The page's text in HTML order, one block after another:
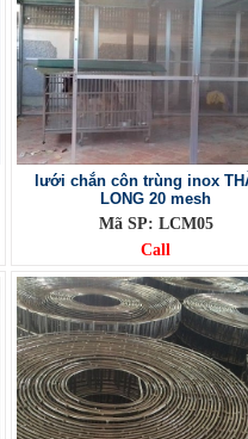
lưới chắn côn trùng inox
LONG 20 mesh
Mã SP: LCM05
Call